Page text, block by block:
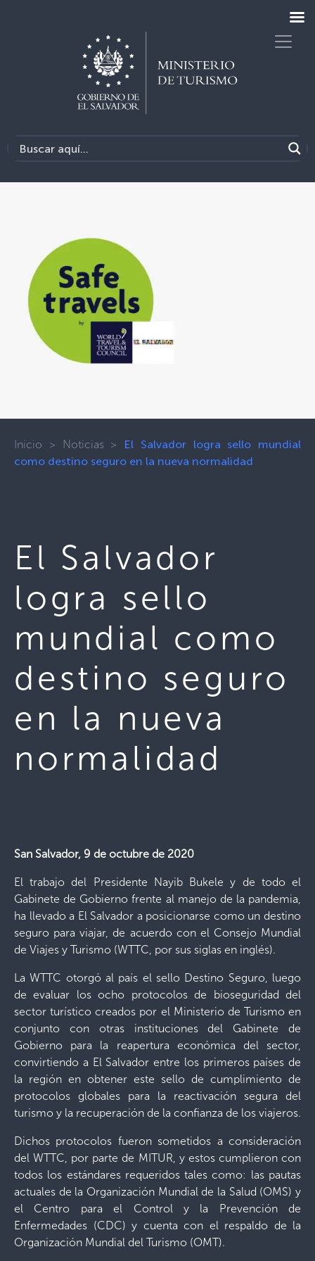
Inicio > Noticias >
El Salvador logra sello mundial
como destino seguro en la nueva normalidad
El Salvador
logra sello
mundial como
destino seguro
en la nueva
normalidad
San Salvador, 9 de octubre de 2020
El trabajo del Presidente Nayib Bukele y de todo el
Gabinete de Gobierno frente al manejo de la pandemia,
ha llevado a El Salvador a posicionarse como un destino
seguro para viajar, de acuerdo con el Consejo Mundial
de Viajes y Turismo (WTTC, por sus siglas en inglés).
La WTTC otorgó al país el sello Destino Seguro, luego
de evaluar los ocho protocolos de bioseguridad del
sector turístico creados por el Ministerio de Turismo en
conjunto con otras instituciones del Gabinete de
Gobierno para la reapertura económica del sector,
convirtiendo a El Salvador entre los primeros países de
la región en obtener este sello de cumplimiento de
protocolos globales para la reactivación segura del
turismo y la recuperación de la confianza de los viajeros.
Dichos protocolos fueron sometidos a consideración
del WTTC, por parte de MITUR, y estos cumplieron con
todos los estándares requeridos tales como: las pautas
actuales de la Organización Mundial de la Salud (OMS) y
el Centro para el Control y la Prevención de
Enfermedades (CDC) y cuenta con el respaldo de la
Organización Mundial del Turismo (OMT).